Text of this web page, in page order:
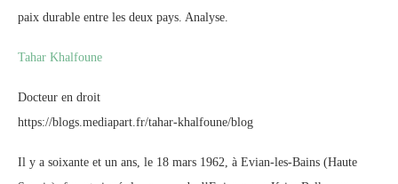
paix durable entre les deux pays. Analyse.
Tahar Khalfoune
Docteur en droit
https://blogs.mediapart.fr/tahar-khalfoune/blog
Il y a soixante et un ans, le 18 mars 1962, à Evian-les-Bains (Haute